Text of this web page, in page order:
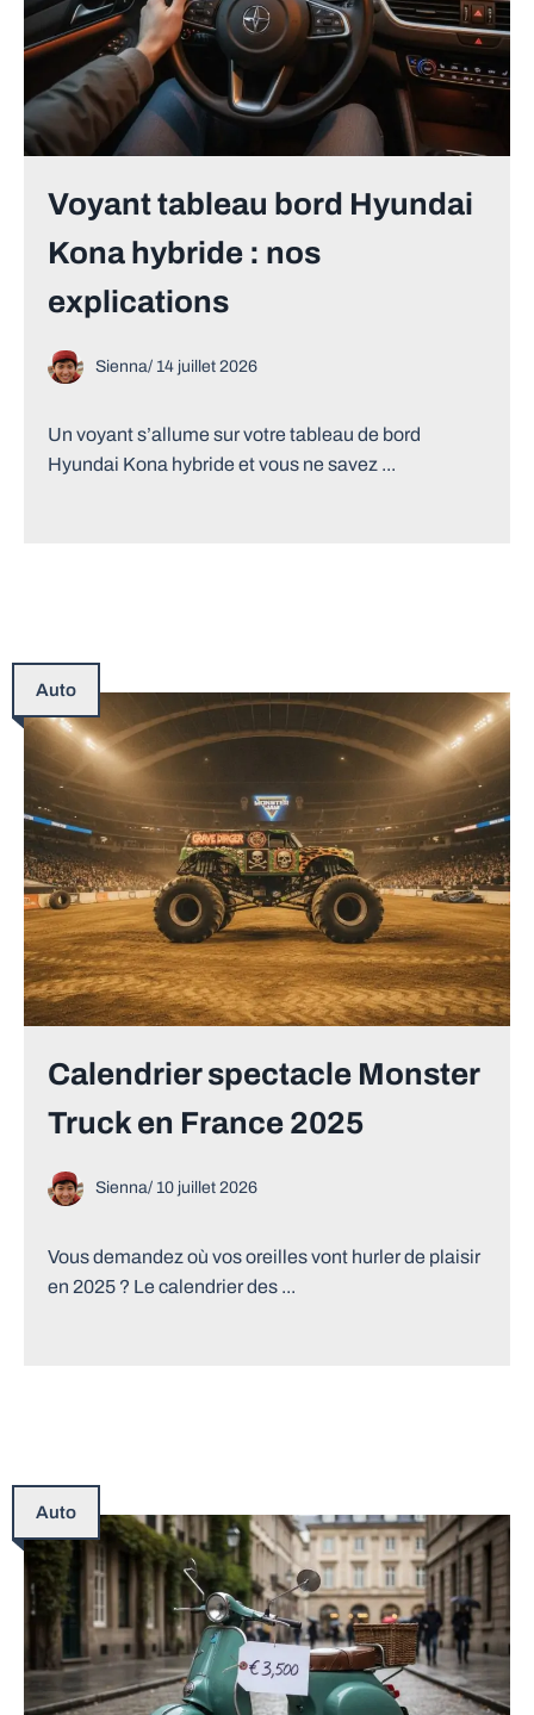
Voyant tableau bord Hyundai
Kona hybride : nos
explications
Sienna/ 14 juillet 2026
Un voyant s’allume sur votre tableau de bord
Hyundai Kona hybride et vous ne savez ...
Auto
Calendrier spectacle Monster
Truck en France 2025
Sienna/ 10 juillet 2026
Vous demandez où vos oreilles vont hurler de plaisir
en 2025 ? Le calendrier des ...
Auto